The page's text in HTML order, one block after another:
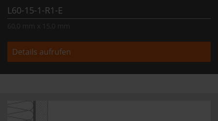
L60-15-1-R1-E
Details aufrufen